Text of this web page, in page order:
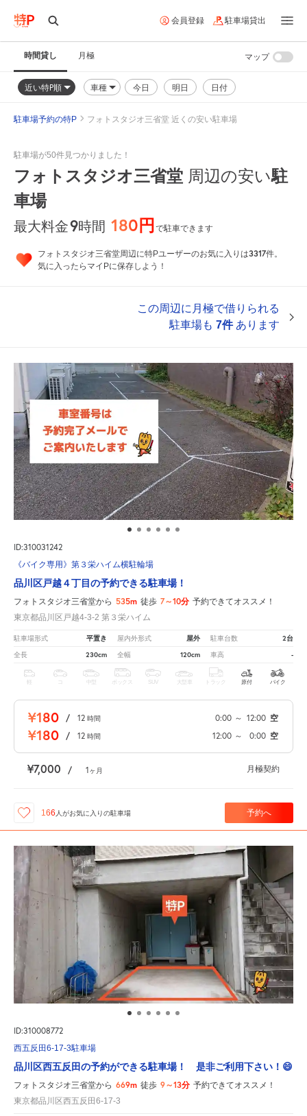
会員登録 駐車場貸出
時間貸し 月極
近い特P順 車種 今日 明日 日付
マップ
駐車場予約の特P フォトスタジオ三省堂 近くの安い駐車場
駐車場が50件見つかりました！
フォトスタジオ三省堂 周辺の安い駐
車場
最大料金9時間 180円で駐車できます
フォトスタジオ三省堂周辺に特Pユーザーのお気に入りは3317件。
気に入ったらマイPに保存しよう！
この周辺に月極で借りられる
駐車場も 7件あります
ID:310031242
《バイク専用》第３栄ハイム横駐輪場
品川区戸越４丁目の予約できる駐車場！
フォトスタジオ三省堂から 535m 徒歩 7～10分 予約できてオススメ！
東京都品川区戸越4-3-2 第３栄ハイム
駐車場形式 平置き 屋内外形式 屋外 駐車台数 2台
全長 230cm 全幅 120cm 車高 -
軽 中型 ボックス SUV 大型車 トラック 原付 バイク
¥180 / 12 時間 0:00 ～ 12:00 空
¥180 / 12 時間 12:00 ～ 0:00 空
¥7,000 / 1ヶ月 月極契約
166 人がお気に入りの駐車場 予約へ
ID:310008772
西五反田6-17-3駐車場
品川区西五反田の予約ができる駐車場！ 是非ご利用下さい！😄
フォトスタジオ三省堂から 669m 徒歩 9～13分 予約できてオススメ！
東京都品川区西五反田6-17-3